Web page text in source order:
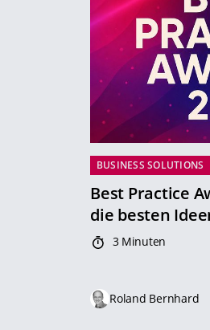
BUSINESS SOLUTIONS
Best Practice
die besten
3 Minuten
Roland Bernhard